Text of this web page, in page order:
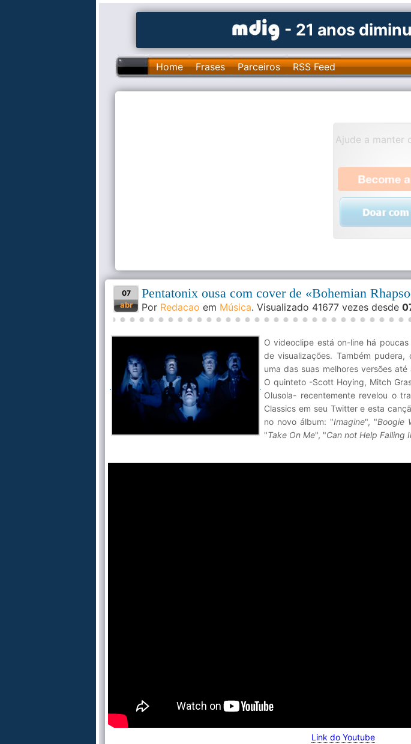
- 21 anos
Home Frases Parceiros RSS Feed
Ajude a manter
07
abr
Pentatonix ousa com cover de «Bohemian
Por Redacao em Música. Visualizado 41677 vezes desde
O videoclipe está on-line há
de visualizações. Também pudera,
uma das suas melhores versões
O quinteto -Scott Hoying, Mitch
Olusola- recentemente revelou o
Classics em seu Twitter e esta
no novo álbum: "Imagine", "Boogie
"Take On Me", "Can not Help Falling
Link do Youtube